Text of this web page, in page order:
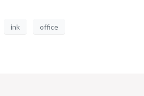
ink office